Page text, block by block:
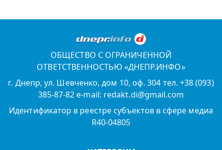
ОБЩЕСТВО С ОГРАНИЧЕННОЙ
ОТВЕТСТВЕННОСТЬЮ «ДНЕПР.ИНФО»
г. Днепр, ул. Шевченко, дом 10, оф. 304 тел. +38 (093)
385-87-82 e-mail: redakt.di@gmail.com
Идентификатор в реестре субъектов в сфере медиа
R40-04805